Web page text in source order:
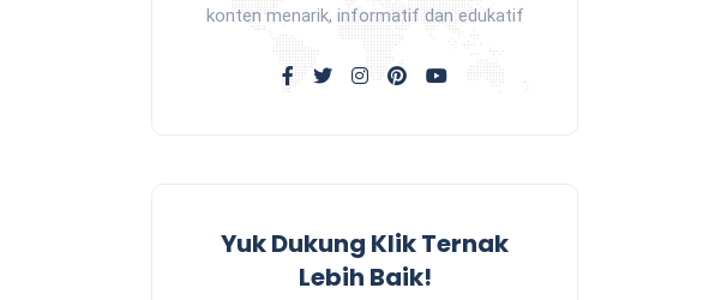
konten menarik, informatif dan edukatif
Yuk Dukung Klik Ternak
Lebih Baik!